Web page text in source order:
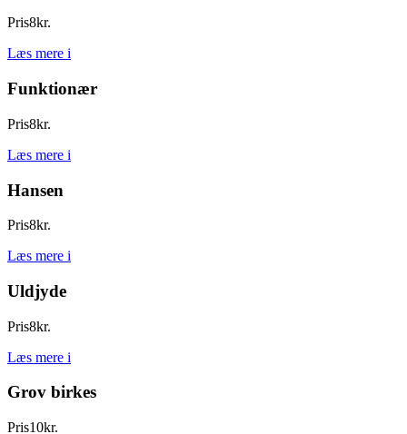
Pris8kr.
Læs mere i
Funktionær
Pris8kr.
Læs mere i
Hansen
Pris8kr.
Læs mere i
Uldjyde
Pris8kr.
Læs mere i
Grov birkes
Pris10kr.